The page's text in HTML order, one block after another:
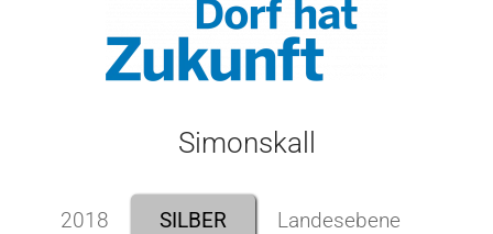
Simonskall
2018 SILBER Landesebene